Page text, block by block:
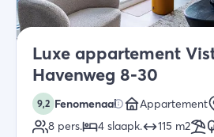
Luxe appartement
Havenweg 8-30
9,2 Fenomenaal Appartement
8 pers. 4 slaapk. 115 m2